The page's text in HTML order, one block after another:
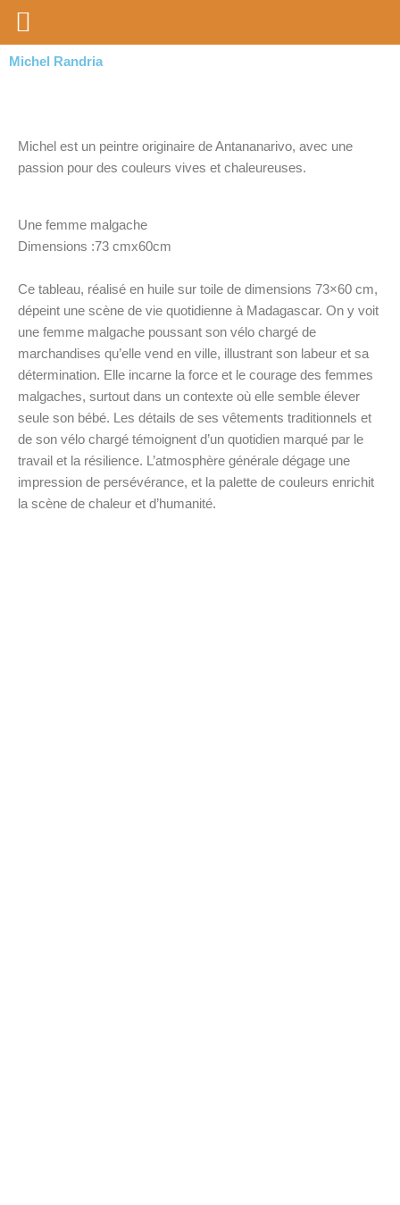
Aller
contenu
Michel Randria
Michel est un peintre originaire de Antananarivo, avec une
passion pour des couleurs vives et chaleureuses.
Une femme malgache
Dimensions :73 cmx60cm
Ce tableau, réalisé en huile sur toile de dimensions 73×60 cm,
dépeint une scène de vie quotidienne à Madagascar. On y voit
une femme malgache poussant son vélo chargé de
marchandises qu’elle vend en ville, illustrant son labeur et sa
détermination. Elle incarne la force et le courage des femmes
malgaches, surtout dans un contexte où elle semble élever
seule son bébé. Les détails de ses vêtements traditionnels et
de son vélo chargé témoignent d’un quotidien marqué par le
travail et la résilience. L’atmosphère générale dégage une
impression de persévérance, et la palette de couleurs enrichit
la scène de chaleur et d’humanité.